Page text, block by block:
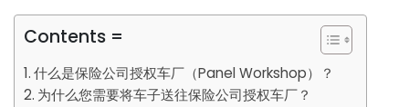
Contents =
什么是保险公司授权车厂（Panel Workshop）？
为什么您需要将车子送往保险公司授权车厂？